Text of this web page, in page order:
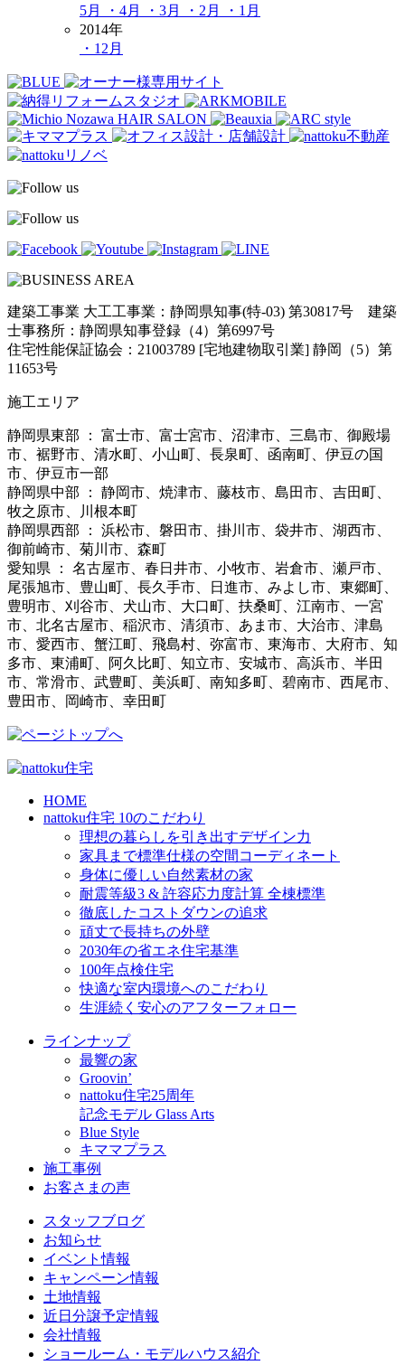
5月
・4月 ・3月 ・2月
・1月
2014年
・12月
建築工事業 大工工事業：静岡県知事(特-03) 第30817号 建築
士事務所：静岡県知事登録（4）第6997号
住宅性能保証協会：21003789 [宅地建物取引業] 静岡（5）第
11653号
施工エリア
静岡県東部 ： 富士市、富士宮市、沼津市、三島市、御殿場
市、裾野市、清水町、小山町、長泉町、函南町、伊豆の国
市、伊豆市一部
静岡県中部 ： 静岡市、焼津市、藤枝市、島田市、吉田町、
牧之原市、川根本町
静岡県西部 ： 浜松市、磐田市、掛川市、袋井市、湖西市、
御前崎市、菊川市、森町
愛知県 ： 名古屋市、春日井市、小牧市、岩倉市、瀬戸市、
尾張旭市、豊山町、長久手市、日進市、みよし市、東郷町、
豊明市、刈谷市、犬山市、大口町、扶桑町、江南市、一宮
市、北名古屋市、稲沢市、清須市、あま市、大治市、津島
市、愛西市、蟹江町、飛島村、弥富市、東海市、大府市、知
多市、東浦町、阿久比町、知立市、安城市、高浜市、半田
市、常滑市、武豊町、美浜町、南知多町、碧南市、西尾市、
豊田市、岡崎市、幸田町
HOME
nattoku住宅 10のこだわり
理想の暮らしを引き出すデザイン力
家具まで標準仕様の空間コーディネート
身体に優しい自然素材の家
耐震等級3 & 許容応力度計算 全棟標準
徹底したコストダウンの追求
頑丈で長持ちの外壁
2030年の省エネ住宅基準
100年点検住宅
快適な室内環境へのこだわり
生涯続く安心のアフターフォロー
ラインナップ
最響の家
Groovin’
nattoku住宅25周年
記念モデル Glass Arts
Blue Style
キママプラス
施工事例
お客さまの声
スタッフブログ
お知らせ
イベント情報
キャンペーン情報
土地情報
近日分譲予定情報
会社情報
ショールーム・モデルハウス紹介